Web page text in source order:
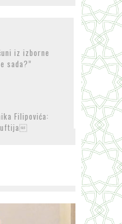
iz izborne
sada?”
Filipovića: